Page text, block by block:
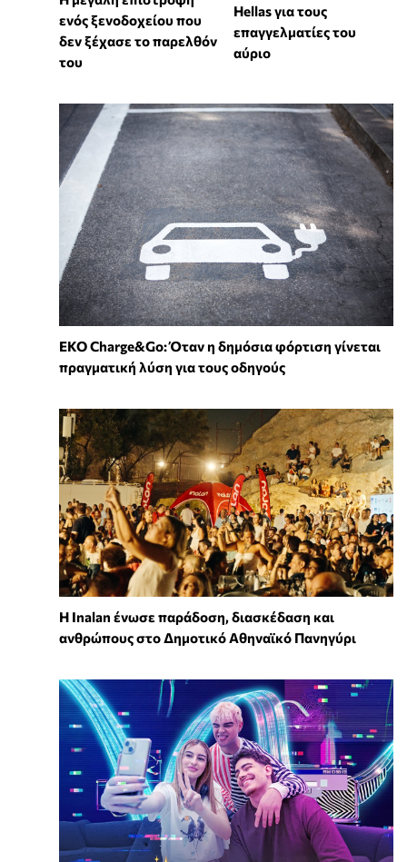
ενός ξενοδοχείου που
δεν ξέχασε το παρελθόν
του
Hellas για τους
επαγγελματίες του
αύριο
EKO Charge&Go: Όταν η δημόσια φόρτιση γίνεται
πραγματική λύση για τους οδηγούς
Η Inalan ένωσε παράδοση, διασκέδαση και
ανθρώπους στο Δημοτικό Αθηναϊκό Πανηγύρι